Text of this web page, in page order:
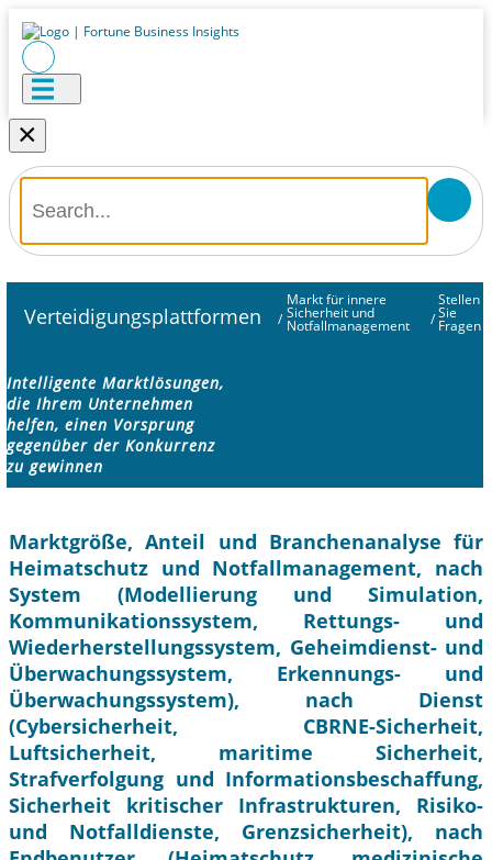
×
Verteidigungsplattformen /
Markt für innere
Sicherheit und
Notfallmanagement /
Stellen
Sie
Fragen
Intelligente Marktlösungen,
die Ihrem Unternehmen
helfen, einen Vorsprung
gegenüber der Konkurrenz
zu gewinnen
Marktgröße, Anteil und Branchenanalyse für
Heimatschutz und Notfallmanagement, nach
System (Modellierung und Simulation,
Kommunikationssystem, Rettungs- und
Wiederherstellungssystem, Geheimdienst- und
Überwachungssystem, Erkennungs- und
Überwachungssystem), nach Dienst
(Cybersicherheit, CBRNE-Sicherheit,
Luftsicherheit, maritime Sicherheit,
Strafverfolgung und Informationsbeschaffung,
Sicherheit kritischer Infrastrukturen, Risiko-
und Notfalldienste, Grenzsicherheit), nach